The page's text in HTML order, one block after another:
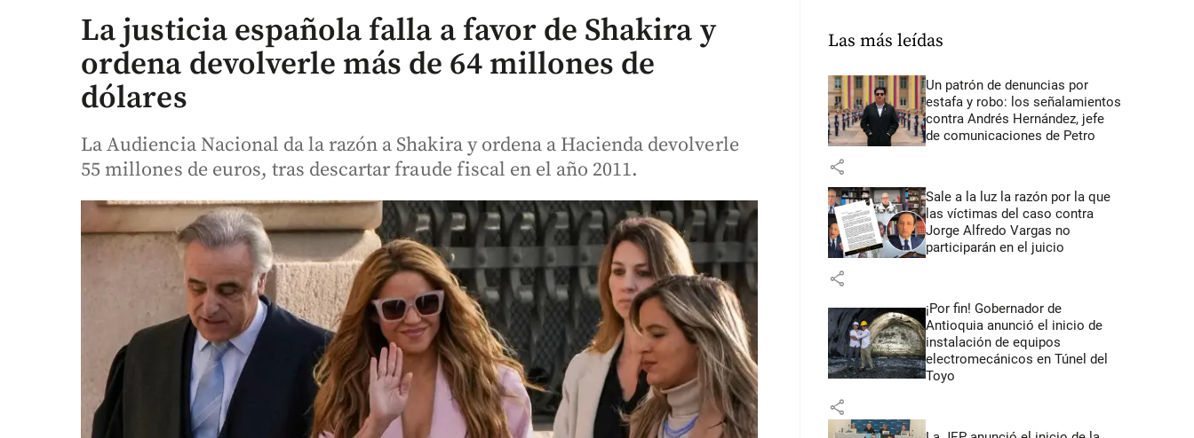
La justicia española falla a favor de Shakira y
ordena devolverle más de 64 millones de
dólares
La Audiencia Nacional da la razón a Shakira y ordena a Hacienda devolverle
55 millones de euros, tras descartar fraude fiscal en el año 2011.
Las más leídas
Un patrón de denuncias por
estafa y robo: los señalamientos
contra Andrés Hernández, jefe
de comunicaciones de Petro
share
Sale a la luz la razón por la que
las víctimas del caso contra
Jorge Alfredo Vargas no
participarán en el juicio
share
¡Por fin! Gobernador de
Antioquia anunció el inicio de
instalación de equipos
electromecánicos en Túnel del
Toyo
share